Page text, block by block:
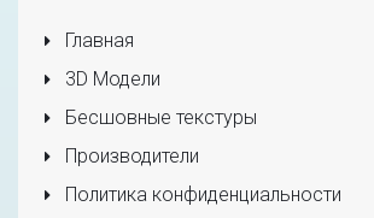
Главная
3D Модели
Бесшовные текстуры
Производители
Политика конфиденциальности